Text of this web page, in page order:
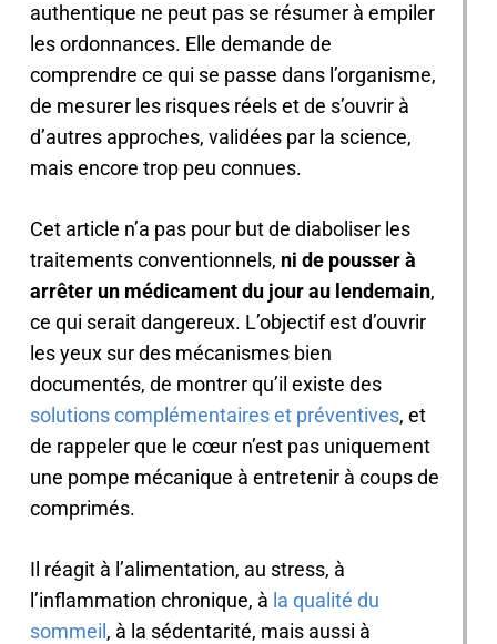
authentique ne peut pas se résumer à empiler
les ordonnances. Elle demande de
comprendre ce qui se passe dans l’organisme,
de mesurer les risques réels et de s’ouvrir à
d’autres approches, validées par la science,
mais encore trop peu connues.
Cet article n’a pas pour but de diaboliser les
traitements conventionnels, ni de pousser à
arrêter un médicament du jour au lendemain,
ce qui serait dangereux. L’objectif est d’ouvrir
les yeux sur des mécanismes bien
documentés, de montrer qu’il existe des
solutions complémentaires et préventives, et
de rappeler que le cœur n’est pas uniquement
une pompe mécanique à entretenir à coups de
comprimés.
Il réagit à l’alimentation, au stress, à
l’inflammation chronique, à la qualité du
sommeil , à la sédentarité, mais aussi à